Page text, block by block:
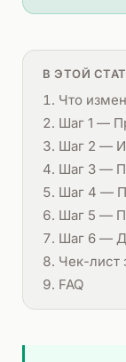
В ЭТОЙ
Что
Шаг 1 —
Шаг 2 —
Шаг 3 —
Шаг 4 —
Шаг 5 —
Шаг 6 —
Чек-лист
FAQ